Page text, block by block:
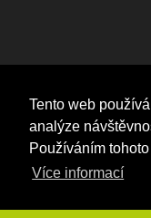
Tento web
analýze
Používáním
Více informací